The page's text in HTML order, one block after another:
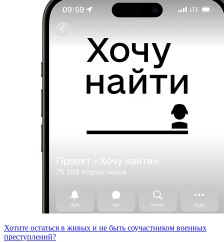
Хотите остаться в живых и не быть соучастником военных
преступлений?